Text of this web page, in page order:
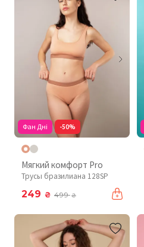
Фан Дні -50%
Мягкий комфорт Pro
Трусы бразилиана 128SP
249 ₴ 499₴